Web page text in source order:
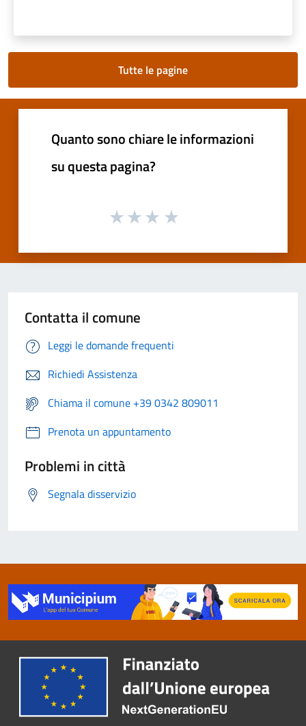
Tutte le pagine
Quanto sono chiare le informazioni
su questa pagina?
Contatta il comune
Leggi le domande frequenti
Richiedi Assistenza
Chiama il comune +39 0342 809011
Prenota un appuntamento
Problemi in città
Segnala disservizio